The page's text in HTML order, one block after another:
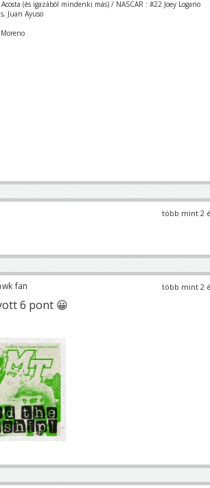
(és igazából mindenki más) / NASCAR : #22 Joey Logano
Juan Ayuso
több mint 2
több mint 2
fan
6 pont 😀